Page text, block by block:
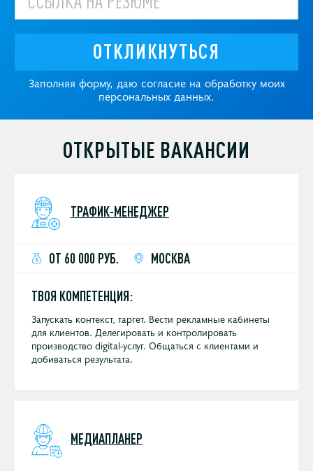
ОТКЛИКНУТЬСЯ
Заполняя форму, даю согласие на обработку моих
персональных данных.
ОТКРЫТЫЕ ВАКАНСИИ
ТРАФИК-МЕНЕДЖЕР
ОТ 60 000 РУБ. МОСКВА
ТВОЯ КОМПЕТЕНЦИЯ:
Запускать контекст, таргет. Вести рекламные кабинеты
для клиентов. Делегировать и контролировать
производство digital-услуг. Общаться с клиентами и
добиваться результата.
МЕДИАПЛАНЕР